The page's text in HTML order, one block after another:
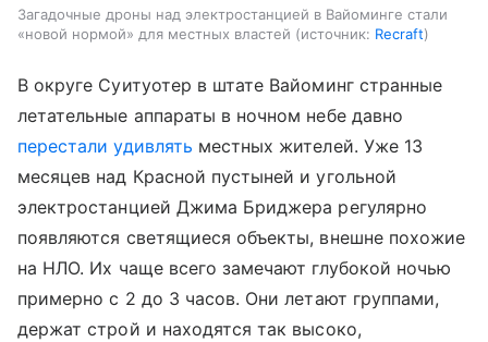
Загадочные дроны над электростанцией в Вайоминге стали
«новой нормой» для местных властей
источник: Recraft
В округе Суитуотер в штате Вайоминг странные
летательные аппараты в ночном небе давно
перестали удивлять местных жителей. Уже 13
месяцев над Красной пустыней и угольной
электростанцией Джима Бриджера регулярно
появляются светящиеся объекты, внешне похожие
на НЛО. Их чаще всего замечают глубокой ночью
примерно с 2 до 3 часов. Они летают группами,
держат строй и находятся так высоко,